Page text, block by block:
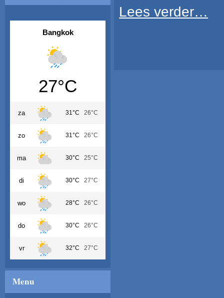
Bangkok
27°C
za 31°C 26°C
zo 31°C 26°C
ma 30°C 25°C
di 30°C 27°C
wo 28°C 26°C
do 30°C 26°C
vr 32°C 27°C
Menu
Lees verder…